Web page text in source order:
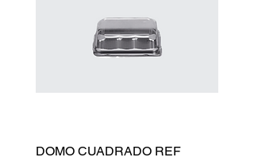
DOMO CUADRADO REF